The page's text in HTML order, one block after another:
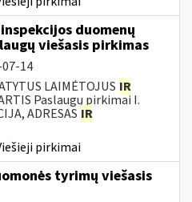
inspekcijos duomenų
viešasis pirkimas
14
LAIMĖTOJUS IR
Paslaugų pirkimai I.
ADRESAS IR
pirkimai
tyrimų viešasis